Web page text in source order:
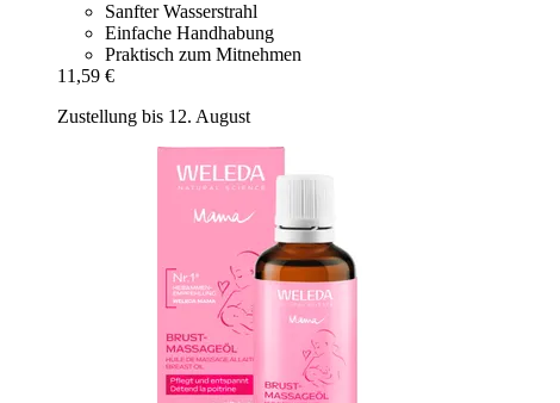
Sanfter Wasserstrahl
Einfache Handhabung
Praktisch zum Mitnehmen
11,59 €
Zustellung bis 12. August